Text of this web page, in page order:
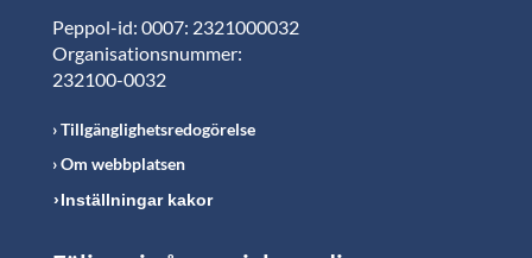
Peppol-id: 0007: 2321000032
Organisationsnummer:
232100-0032
Tillgänglighetsredogörelse
Om webbplatsen
Inställningar kakor